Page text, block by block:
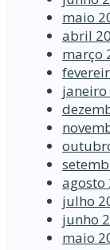
maio
abril
março
janeiro
agosto
julho
junho
maio